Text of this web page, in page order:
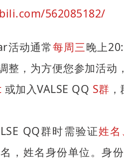
562085182/
活动通常每周三晚上
整，为方便您参加活动
或加入VALSE QQ S群
QQ群时需验证姓
，姓名身份单位。身